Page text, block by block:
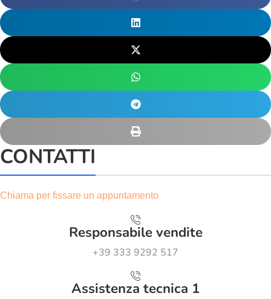
CONTATTI
Chiama per fissare un appuntamento
Responsabile vendite
+39 333 9292 517
Assistenza tecnica 1